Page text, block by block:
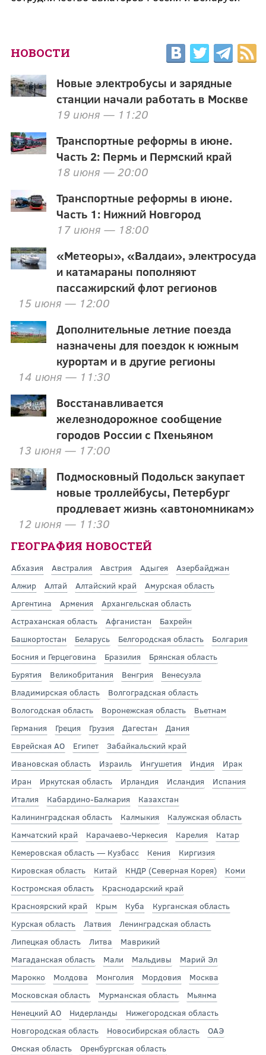
НОВОСТИ
Новые электробусы и зарядные
станции начали работать в Москве
19 июня — 11:20
Транспортные реформы в июне.
Часть 2: Пермь и Пермский край
18 июня — 20:00
Транспортные реформы в июне.
Часть 1: Нижний Новгород
17 июня — 18:00
«Метеоры», «Валдаи», электросуда
и катамараны пополняют
пассажирский флот регионов
15 июня — 12:00
Дополнительные летние поезда
назначены для поездок к южным
курортам и в другие регионы
14 июня — 11:30
Восстанавливается
железнодорожное сообщение
городов России с Пхеньяном
13 июня — 17:00
Подмосковный Подольск закупает
новые троллейбусы, Петербург
продлевает жизнь «автономникам»
12 июня — 11:30
ГЕОГРАФИЯ НОВОСТЕЙ
Абхазия Австралия Австрия Адыгея
Азербайджан
Алжир
Алтай Алтайский край
Амурская область
Аргентина
Армения
Архангельская область
Астраханская область
Афганистан
Бахрейн
Башкортостан
Беларусь Белгородская область
Болгария
Босния и Герцеговина
Бразилия
Брянская область
Бурятия
Великобритания Венгрия
Венесуэла
Владимирская область
Волгоградская область
Вологодская область
Воронежская область
Вьетнам
Германия
Греция Грузия Дагестан
Дания
Еврейская АО
Египет
Забайкальский край
Ивановская область
Израиль Ингушетия Индия
Ирак
Иран
Иркутская область Ирландия Исландия
Испания
Италия
Кабардино-Балкария
Казахстан
Калининградская область
Калмыкия
Калужская область
Камчатский край
Карачаево-Черкесия Карелия
Катар
Кемеровская область — Кузбасс
Кения
Киргизия
Кировская область
Китай КНДР (Северная Корея)
Коми
Костромская область
Краснодарский край
Красноярский край
Крым Куба
Курганская область
Курская область
Латвия
Ленинградская область
Липецкая область
Литва
Маврикий
Магаданская область
Мали Мальдивы
Марий Эл
Марокко
Молдова Монголия Мордовия
Москва
Московская область
Мурманская область
Мьянма
Ненецкий АО
Нидерланды
Нижегородская область
Новгородская область
Новосибирская область
ОАЭ
Омская область
Оренбургская область